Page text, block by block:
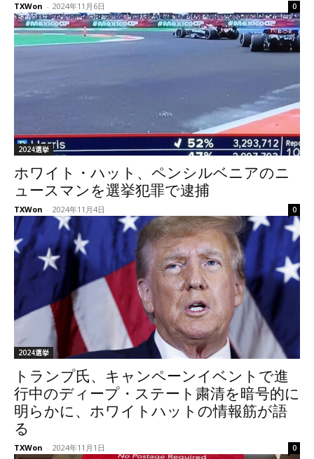
TXWon - 2024年11月6日 0
2024選挙
ホワイト・ハット、ペンシルベニアのニ
ュースマンを選挙犯罪で逮捕
TXWon - 2024年11月4日 0
2024選挙
トランプ氏、キャンペーンイベントで進
行中のディープ・ステート粛清を暗号的に
明らかに、ホワイトハットの情報筋が語
る
TXWon - 2024年11月1日 0